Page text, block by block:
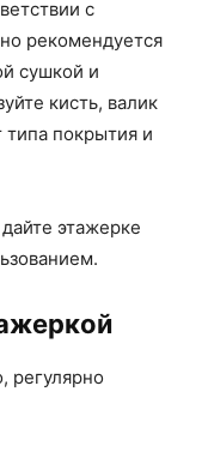
с
рекомендуется
сушкой и
кисть, валик
типа покрытия и
этажерке
регулярно